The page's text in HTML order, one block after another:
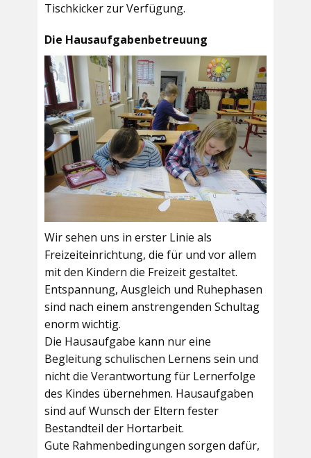
Tischkicker zur Verfügung.
Die Hausaufgabenbetreuung
Wir sehen uns in erster Linie als
Freizeiteinrichtung, die für und vor allem
mit den Kindern die Freizeit gestaltet.
Entspannung, Ausgleich und Ruhephasen
sind nach einem anstrengenden Schultag
enorm wichtig.
Die Hausaufgabe kann nur eine
Begleitung schulischen Lernens sein und
nicht die Verantwortung für Lernerfolge
des Kindes übernehmen. Hausaufgaben
sind auf Wunsch der Eltern fester
Bestandteil der Hortarbeit.
Gute Rahmenbedingungen sorgen dafür,